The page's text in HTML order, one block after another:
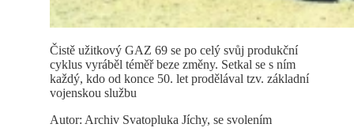
Čistě užitkový GAZ 69 se po celý svůj produkční
cyklus vyráběl téměř beze změny. Setkal se s ním
každý, kdo od konce 50. let prodělával tzv. základní
vojenskou službu
Autor: Archiv Svatopluka Jíchy, se svolením